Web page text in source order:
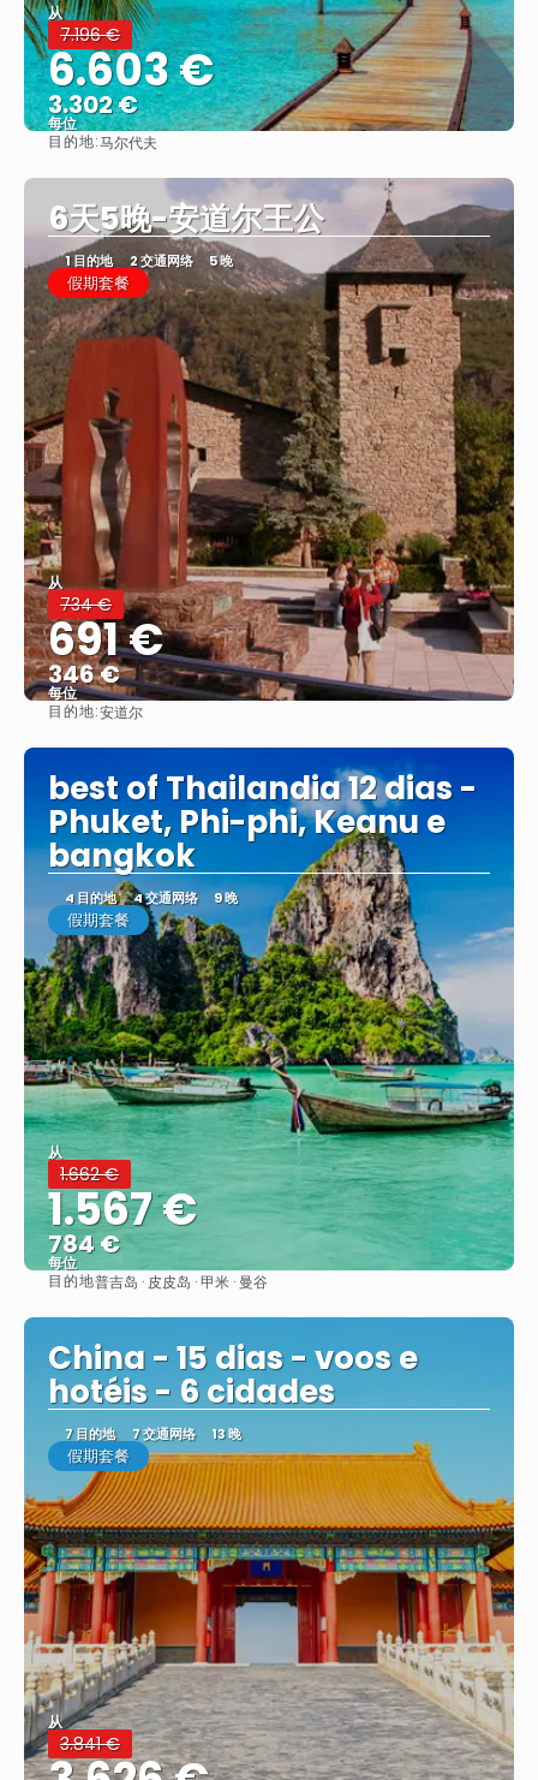
从
7.196 €
6.603 €
3.302 €
每位
目的地:马尔代夫
6天5晚-安道尔王公
1 目的地 2 交通网络 5 晚
假期套餐
从
734 €
691 €
346 €
每位
目的地:安道尔
best of Thailandia 12 dias -
Phuket, Phi-phi, Keanu e
bangkok
4 目的地 4 交通网络 9 晚
假期套餐
从
1.662 €
1.567 €
784 €
每位
看到
目的地普吉岛 · 皮皮岛 · 甲米 · 曼谷
China - 15 dias - voos e
hotéis - 6 cidades
7 目的地 7 交通网络 13 晚
假期套餐
从
3.841 €